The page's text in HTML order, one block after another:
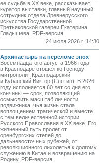
ее судьба в ХХ веке, рассказывает
куратор выставки, главный научный
сотрудник отдела Древнерусского
искусства Государственной
Третьяковской галереи Екатерина
Гладышева. PDF-версия.
24 июля 2026 г. 14:30
Архипастырь на переломе эпох
Восемнадцатого августа 1966 года
в Краснодаре отошел ко Господу
митрополит Краснодарский
и Кубанский Виктор (Святин). В 2026
году исполняется 60 лет со дня его
кончины — срок, позволяющий
осмыслить масштаб личности
подвижника, чья жизнь стала
воплощением трагической и вместе
с тем величественной истории
Русского Православия в XX веке. Его
жизненный путь пролег от
оренбургских степей до
дальневосточных рубежей, от
революционного лихолетья к долгому
служению в Китае и возвращению на
Родину. PDF-версия.